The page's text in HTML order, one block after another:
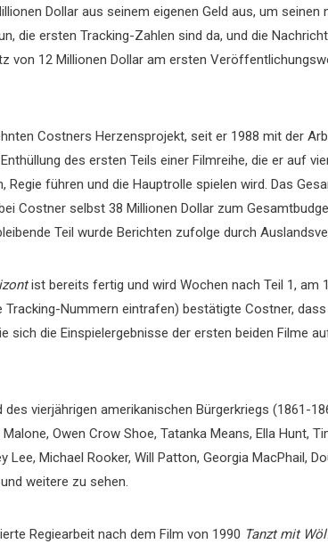
Dollar aus seinem eigenen Geld aus, um seinen
die ersten Tracking-Zahlen sind da, und die
von 12 Millionen Dollar am ersten
Costners Herzensprojekt, seit er 1988 mit der
des ersten Teils einer Filmreihe, die er auf
Regie führen und die Hauptrolle spielen wird. Das
Costner selbst 38 Millionen Dollar zum
Teil wurde Berichten zufolge durch
ist bereits fertig und wird Wochen nach Teil 1, am
Tracking-Nummern eintrafen) bestätigte Costner,
sich die Einspielergebnisse der ersten beiden Filme
vierjährigen amerikanischen Bürgerkriegs (1861-
Owen Crow Shoe, Tatanka Means, Ella Hunt,
Lee, Michael Rooker, Will Patton, Georgia MacPhail,
weitere zu sehen.
Regiearbeit nach dem Film von 1990 Tanzt mit